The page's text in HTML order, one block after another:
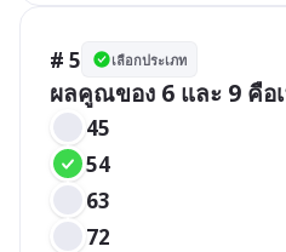
# 5 เลือกประเภท
ผลคูณของ 6 และ 9 คือ
45
54
63
72